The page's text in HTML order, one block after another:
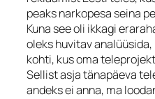
peaks narkopesa seina
Kuna see oli ikkagi
oleks huvitav
kohti, kus oma
Sellist asja tänapäeva
andeks ei anna, ma